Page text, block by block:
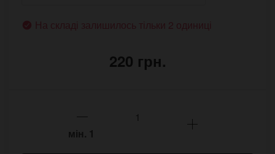
На складі залишилось тільки 2 одиниці
220 грн.
мін. 1